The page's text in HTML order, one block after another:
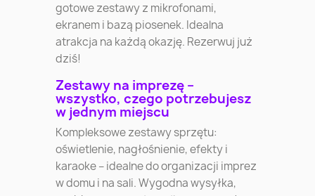
gotowe zestawy z mikrofonami,
ekranem i bazą piosenek. Idealna
atrakcja na każdą okazję. Rezerwuj już
dziś!
Zestawy na imprezę –
wszystko, czego potrzebujesz
w jednym miejscu
Kompleksowe zestawy sprzętu:
oświetlenie, nagłośnienie, efekty i
karaoke – idealne do organizacji imprez
w domu i na sali. Wygodna wysyłka,